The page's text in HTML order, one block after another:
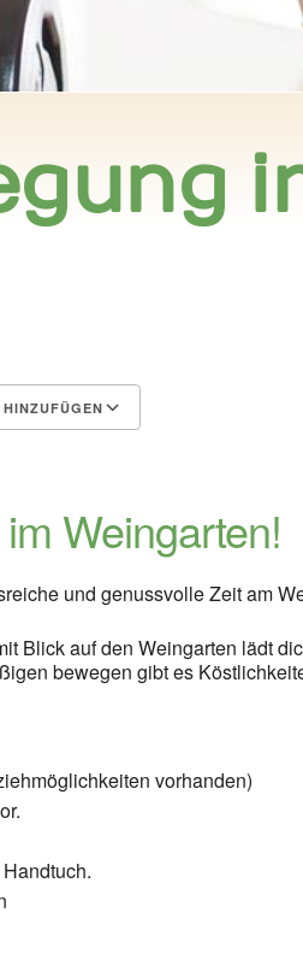
Weingarten!
und genussvolle Zeit am
Blick auf den Weingarten lädt
bewegen gibt es
vorhanden)